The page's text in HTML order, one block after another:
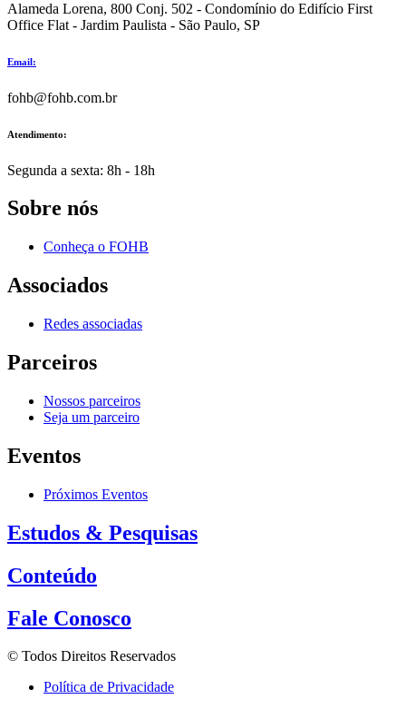
Alameda Lorena, 800 Conj. 502 - Condomínio do Edifício First
Office Flat - Jardim Paulista - São Paulo, SP
Email:
fohb@fohb.com.br
Atendimento:
Segunda a sexta: 8h - 18h
Sobre nós
Conheça o FOHB
Associados
Redes associadas
Parceiros
Nossos parceiros
Seja um parceiro
Eventos
Próximos Eventos
Estudos & Pesquisas
Conteúdo
Fale Conosco
© Todos Direitos Reservados
Política de Privacidade